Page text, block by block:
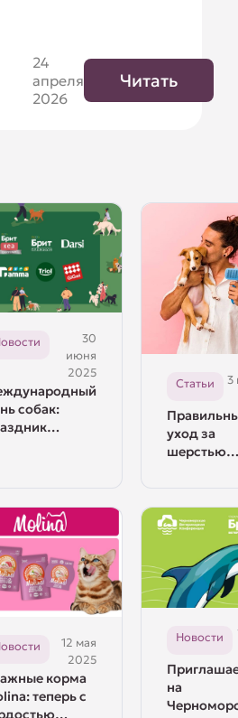
24
апреля
2026
Читать
30
июня
2025
собак:
Статьи
3
уход за
шерстью
12 мая
2025
корма
теперь с
Новости
на